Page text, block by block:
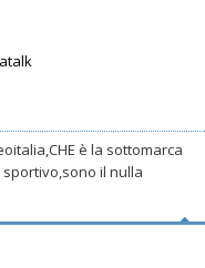
è la sottomarca
sportivo,sono il nulla